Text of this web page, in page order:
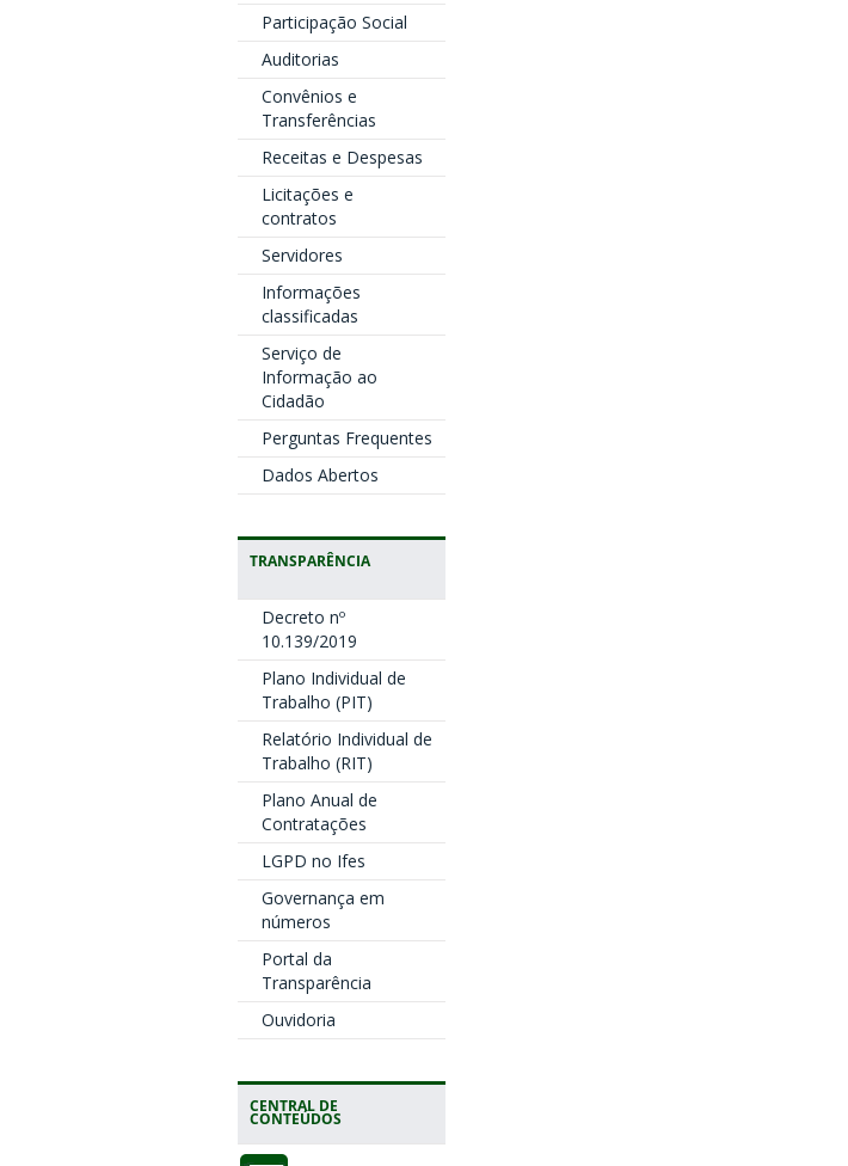
Participação Social
Auditorias
Convênios e
Transferências
Receitas e Despesas
Licitações e
contratos
Servidores
Informações
classificadas
Serviço de
Informação ao
Cidadão
Perguntas Frequentes
Dados Abertos
TRANSPARÊNCIA
Decreto nº
10.139/2019
Plano Individual de
Trabalho (PIT)
Relatório Individual de
Trabalho (RIT)
Plano Anual de
Contratações
LGPD no Ifes
Governança em
números
Portal da
Transparência
Ouvidoria
CENTRAL DE
CONTEÚDOS